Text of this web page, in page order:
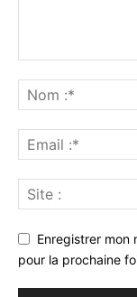
Enregistrer mon
pour la prochaine